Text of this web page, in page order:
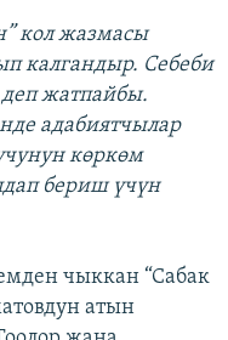
кол жазмасы
калгандыр. Себеби
деп жатпайбы.
адабиятчылар
көркөм
бериш үчүн
чыккан “Сабак
атын